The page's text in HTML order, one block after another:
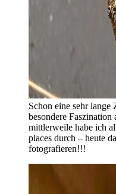
Schon eine sehr lange
besondere
mittlerweile habe ich
places durch – heute
fotografieren!!!